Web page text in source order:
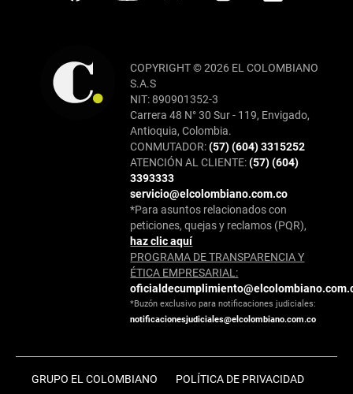
COPYRIGHT © 2026 EL COLOMBIANO
S.A.S
NIT: 890901352-3
Carrera 48 N° 30 Sur - 119, Envigado,
Antioquia, Colombia.
CONMUTADOR:(57) (604) 3315252
ATENCIÓN AL CLIENTE:(57) (604)
3393333
servicio@elcolombiano.com.co
*Para asuntos relacionados con
peticiones, quejas y reclamos (PQR),
haz clic aquí
PROGRAMA DE TRANSPARENCIA Y
ÉTICA EMPRESARIAL:
*Buzón exclusivo para notificaciones judiciales:
notificacionesjudiciales@elcolombiano.com.co
GRUPO EL COLOMBIANO POLÍTICA DE PRIVACIDAD